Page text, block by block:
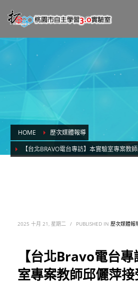
HOME
歷次媒體報導
【台北BRAVO電台專訪】本實驗室專案教
2025 十月 21, 星期二 / PUBLISHED IN 歷次媒體報
【台北Bravo電台
室專案教師邱儷萍